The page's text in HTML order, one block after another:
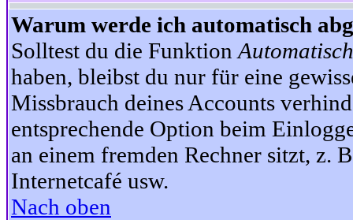
Warum werde ich automatisch
Solltest du die Funktion
haben, bleibst du nur für eine
Missbrauch deines Accounts
entsprechende Option beim
an einem fremden Rechner sitzt, z.
Internetcafé usw.
Nach oben